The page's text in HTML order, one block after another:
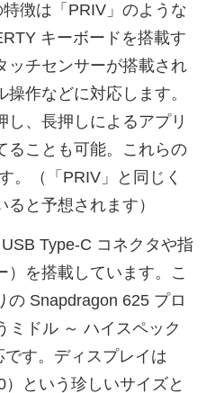
特徴は「PRIV」のような
キーボードを搭載す
ッチセンサーが搭載され
作などに対応します。
し、長押しによるアプリ
ることも可能。これらの
。（「PRIV」と同じく
と予想されます）
Type-C コネクタや指
を搭載しています。こ
の Snapdragon 625 プロ
ミドル ～ ハイスペック
す。ディスプレイは
という珍しいサイズと